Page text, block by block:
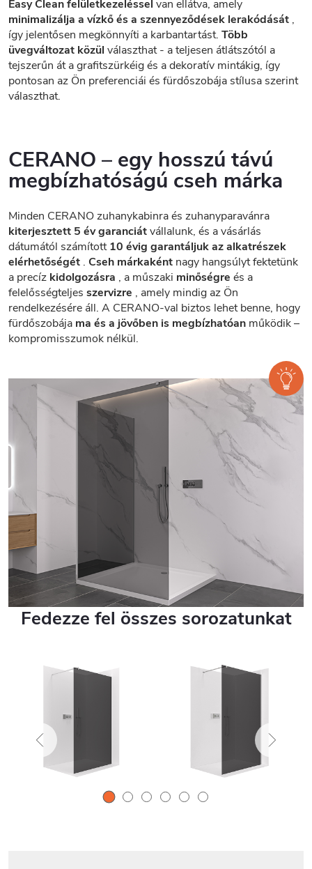
Easy Clean felületkezeléssel van ellátva, amely
minimalizálja a vízkő és a szennyeződések lerakódását ,
így jelentősen megkönnyíti a karbantartást. Több
üvegváltozat közül választhat - a teljesen átlátszótól a
tejszerűn át a grafitszürkéig és a dekoratív mintákig, így
pontosan az Ön preferenciái és fürdőszobája stílusa szerint
választhat.
CERANO – egy hosszú távú
megbízhatóságú cseh márka
Minden CERANO zuhanykabinra és zuhanyparavánra
kiterjesztett 5 év garanciátvállalunk, és a vásárlás
dátumától számított10 évig garantáljuk az alkatrészek
elérhetőségét . Cseh márkaként nagy hangsúlyt fektetünk
a precíz kidolgozásra , a műszaki minőségre és a
felelősségteljes szervizre , amely mindig az Ön
rendelkezésére áll. A CERANO-val biztos lehet benne, hogy
fürdőszobája ma és a jövőben is megbízhatóan működik –
kompromisszumok nélkül.
Fedezze fel összes sorozatunkat